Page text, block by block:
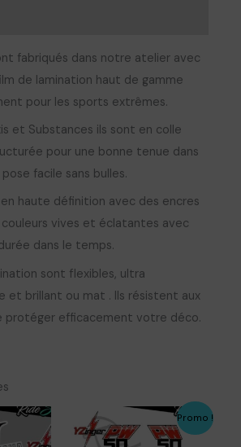
fabriqués dans notre atelier avec
de lamination haut de gamme
pour les sports extrêmes.
et Substances ils sont en colle
pour une bonne tenue dans
facile sans bulles.
haute définition avec des encres
couleurs vives et éclatantes avec
dans le temps.
sont flexibles, ultra
et brillant ou mat . Ils résistent aux
protéger efficacement votre déco.
Promo !